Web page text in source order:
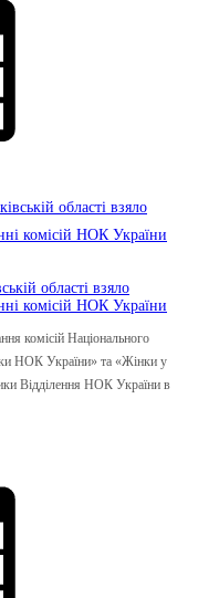
області взяло
комісій НОК України
комісій Національного
НОК України» та «Жінки у
Відділення НОК України в